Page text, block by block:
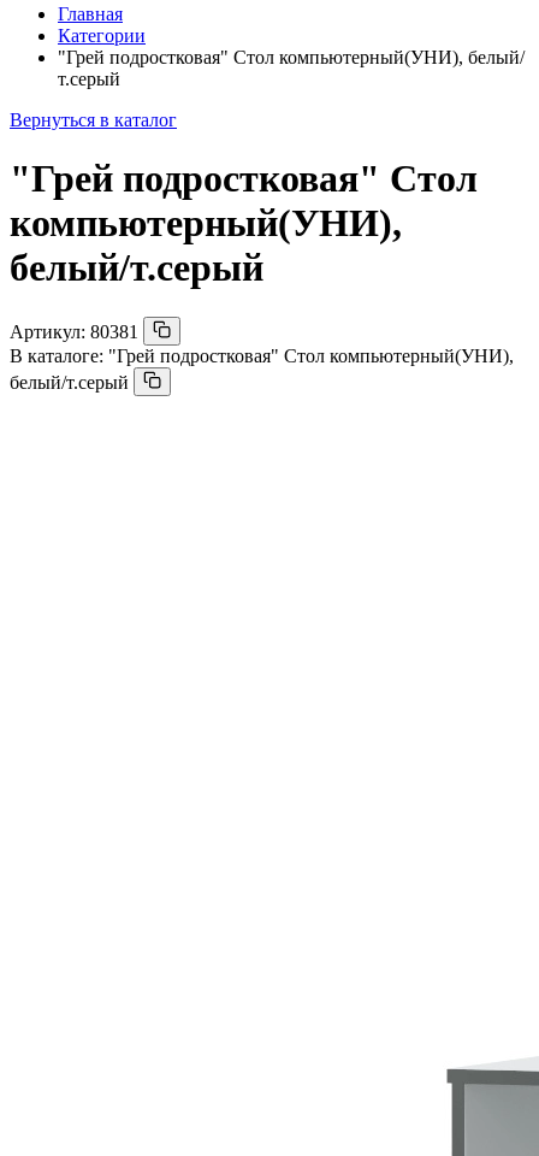
Главная
Категории
"Грей подростковая" Стол компьютерный(УНИ), белый/
т.серый
Вернуться в каталог
"Грей подростковая" Стол
компьютерный(УНИ),
белый/т.серый
Артикул: 80381
В каталоге: "Грей подростковая" Стол компьютерный(УНИ),
белый/т.серый